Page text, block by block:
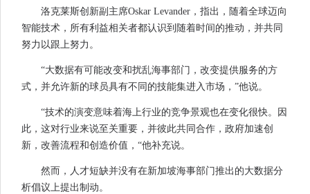
洛克莱斯创新副主席Oskar Levander，指出，随着全球迈向
智能技术，所有利益相关者都认识到随着时间的推动，并共同
努力以跟上努力。
“大数据有可能改变和扰乱海事部门，改变提供服务的方
式，并允许新的球员具有不同的技能集进入市场，”他说。
“技术的演变意味着海上行业的竞争景观也在变化很快。因
此，这对行业来说至关重要，并彼此共同合作，政府加速创
新，改善流程和创造价值，“他补充说。
然而，人才短缺并没有在新加坡海事部门推出的大数据分
析倡议上提出制动。